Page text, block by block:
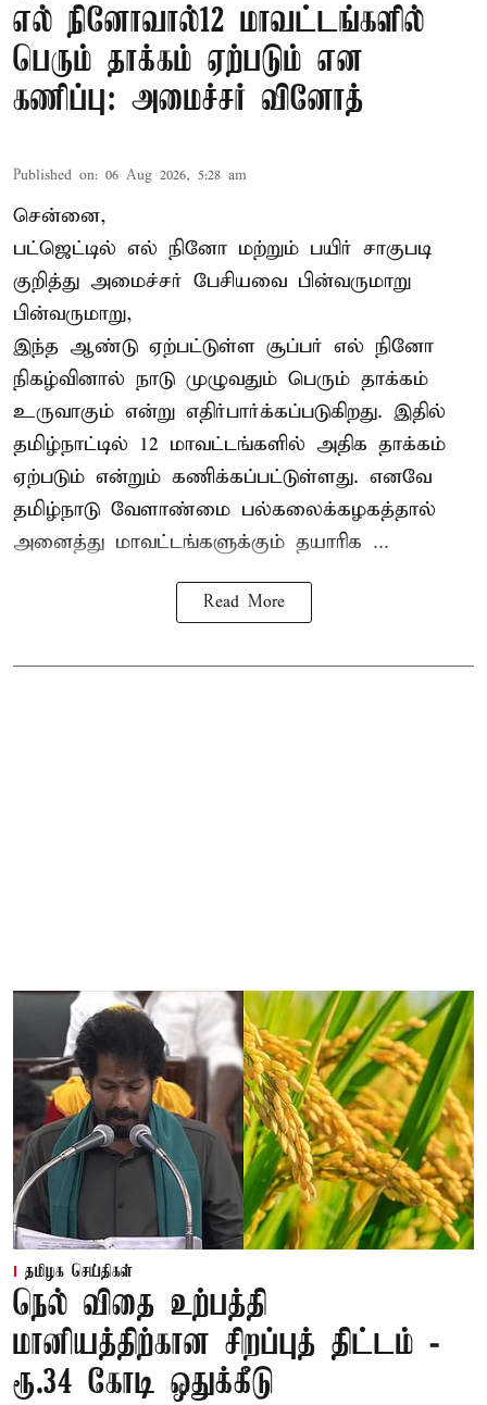
எல் நினோவால்12 மாவட்டங்களில்
பெரும் தாக்கம் ஏற்படும் என
கணிப்பு: அமைச்சர் வினோத்
Published on: 06 Aug 2026, 5:28 am
சென்னை,
பட்ஜெட்டில் எல் நினோ மற்றும் பயிர் சாகுபடி
குறித்து அமைச்சர் பேசியவை பின்வருமாறு
பின்வருமாறு,
இந்த ஆண்டு ஏற்பட்டுள்ள சூப்பர் எல் நினோ
நிகழ்வினால் நாடு முழுவதும் பெரும் தாக்கம்
உருவாகும் என்று எதிர்பார்க்கப்படுகிறது. இதில்
தமிழ்நாட்டில் 12 மாவட்டங்களில் அதிக தாக்கம்
ஏற்படும் என்றும் கணிக்கப்பட்டுள்ளது. எனவே
தமிழ்நாடு வேளாண்மை பல்கலைக்கழகத்தால்
அனைத்து மாவட்டங்களுக்கும் தயாரிக ...
Read More
தமிழக செய்திகள்
நெல் விதை உற்பத்தி
மானியத்திற்கான சிறப்புத் திட்டம் -
ரூ.34 கோடி ஒதுக்கீடு